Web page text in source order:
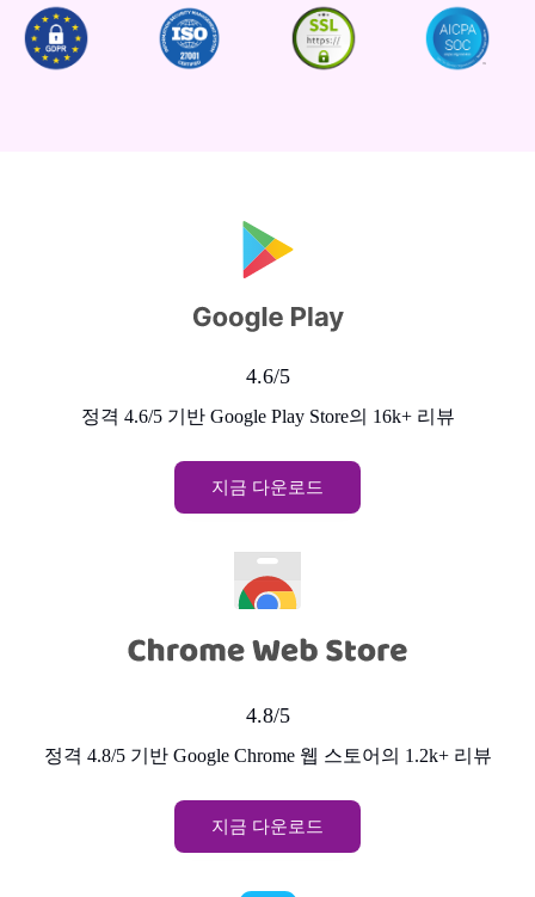
4.6/5
정격 4.6/5 기반 Google Play Store의 16k+ 리뷰
지금 다운로드
4.8/5
정격 4.8/5 기반 Google Chrome 웹 스토어의 1.2k+ 리뷰
지금 다운로드